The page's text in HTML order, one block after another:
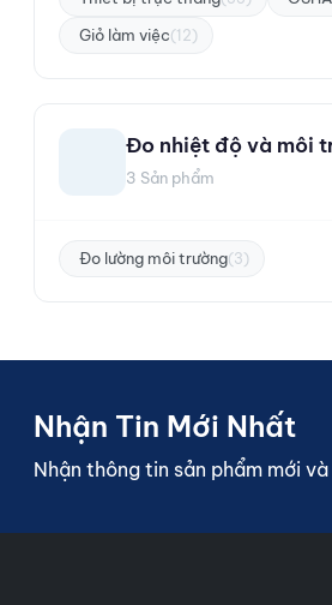
Giỏ làm việc(12)
Đo nhiệt độ và môi
3 Sản phẩm
Đo lường môi trường(3)
Nhận Tin Mới Nhất
Nhận thông tin sản phẩm mới